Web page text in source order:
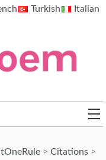
Turkish Italian
> Citations>